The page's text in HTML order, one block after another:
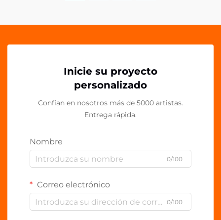
Inicie su proyecto
personalizado
Confían en nosotros más de 5000 artistas.
Entrega rápida.
Nombre
0/100
Correo electrónico
0/100